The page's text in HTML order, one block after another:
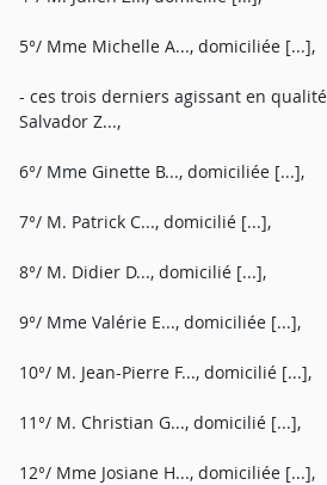
5°/ Mme Michelle A..., domiciliée [...],
- ces trois derniers agissant en
Salvador Z...,
6°/ Mme Ginette B..., domiciliée [...],
7°/ M. Patrick C..., domicilié [...],
8°/ M. Didier D..., domicilié [...],
9°/ Mme Valérie E..., domiciliée [...],
10°/ M. Jean-Pierre F..., domicilié [...],
11°/ M. Christian G..., domicilié [...],
12°/ Mme Josiane H..., domiciliée [...],